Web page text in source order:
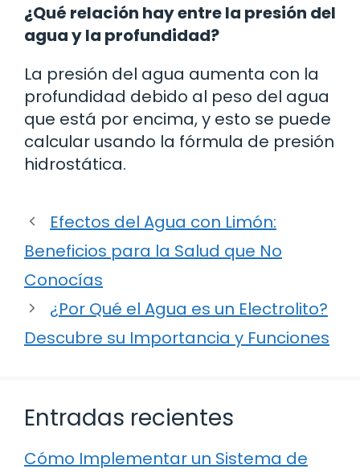
¿Qué relación hay entre la presión del
agua y la profundidad?
La presión del agua aumenta con la
profundidad debido al peso del agua
que está por encima, y esto se puede
calcular usando la fórmula de presión
hidrostática.
Efectos del Agua con Limón:
Beneficios para la Salud que No
Conocías
¿Por Qué el Agua es un Electrolito?
Descubre su Importancia y Funciones
Entradas recientes
Cómo Implementar un Sistema de